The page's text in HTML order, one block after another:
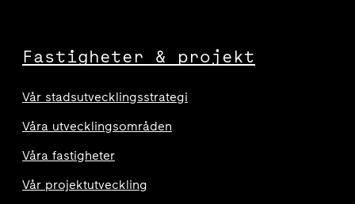
Fastigheter & projekt
Vår stadsutvecklingsstrategi
Våra utvecklingsområden
Våra fastigheter
Vår projektutveckling